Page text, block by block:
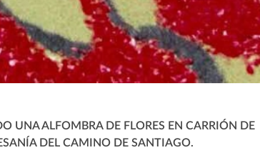
UNA ALFOMBRA DE FLORES EN CARRIÓN DE
DEL CAMINO DE SANTIAGO.